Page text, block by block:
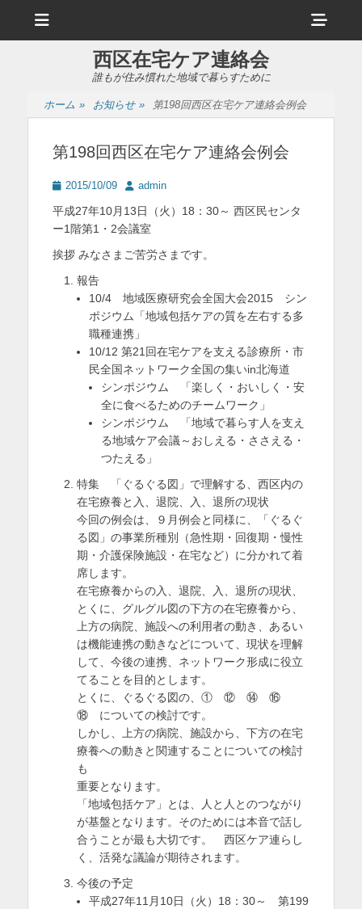
ュ
ヘ
ッ
サ
西区在宅ケア連絡会
誰もが住み慣れた地域で暮らすために
ホーム » お知らせ » 第198回西区在宅ケア連絡会例会
第198回西区在宅ケア連絡会例会
投
日
2015/10/09
投
者
admin
平成27年10月13日（火）18：30～ 西区民センタ
ー1階第1・2会議室
挨拶 みなさまご苦労さまです。
報告
10/4 地域医療研究会全国大会2015 シン
ポジウム「地域包括ケアの質を左右する多
職種連携」
10/12 第21回在宅ケアを支える診療所・市
民全国ネットワーク全国の集いin北海道
シンポジウム 「楽しく・おいしく・安
全に食べるためのチームワーク」
シンポジウム 「地域で暮らす人を支え
る地域ケア会議～おしえる・ささえる・
つたえる」
特集 「ぐるぐる図」で理解する、西区内の
在宅療養と入、退院、入、退所の現状
今回の例会は、９月例会と同様に、「ぐるぐ
る図」の事業所種別（急性期・回復期・慢性
期・介護保険施設・在宅など）に分かれて着
席します。
在宅療養からの入、退院、入、退所の現状、
とくに、グルグル図の下方の在宅療養から、
上方の病院、施設への利用者の動き、あるい
は機能連携の動きなどについて、現状を理解
して、今後の連携、ネットワーク形成に役立
てることを目的とします。
とくに、ぐるぐる図の、① ⑫ ⑭ ⑯
⑱ についての検討です。
しかし、上方の病院、施設から、下方の在宅
療養への動きと関連することについての検討
も
重要となります。
「地域包括ケア」とは、人と人とのつながり
が基盤となります。そのためには本音で話し
合うことが最も大切です。 西区ケア連らし
く、活発な議論が期待されます。
今後の予定
平成27年11月10日（火）18：30～ 第199